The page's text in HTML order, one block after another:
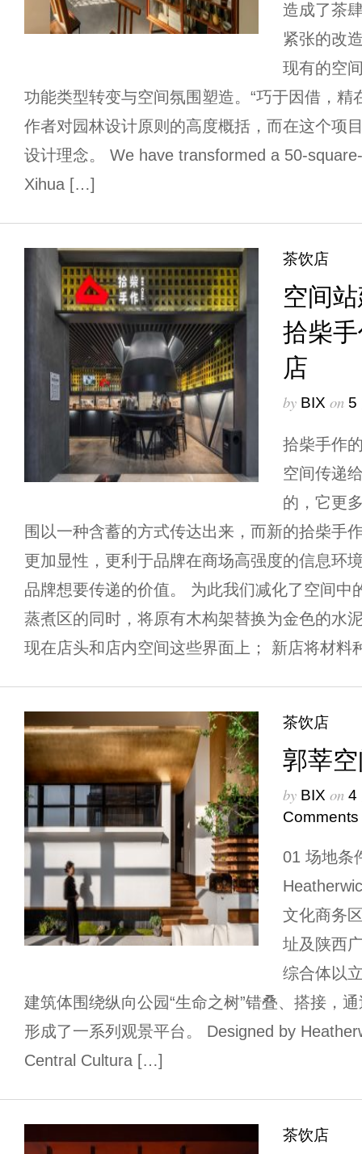
造成了茶
紧张的改
现有的空
功能类型转变与空间氛围塑造。“巧于因借，精
作者对园林设计原则的高度概括，而在这个项
设计理念。 We have transformed a 50-
Xihua […]
茶饮店
空间
拾柴
店
by BIX on 5
拾柴手作
空间传递
的，它更
围以一种含蓄的方式传达出来，而新的拾柴手
更加显性，更利于品牌在商场高强度的信息环
品牌想要传递的价值。 为此我们减化了空间中
蒸煮区的同时，将原有木构架替换为金色的水
现在店头和店内空间这些界面上； 新店将材
茶饮店
郭莘
by BIX on 4
Comments
01 场地条
文化商务
址及陕西
综合体以
建筑体围绕纵向公园“生命之树”错叠、搭接，
形成了一系列观景平台。 Designed by
Central Cultura […]
茶饮店